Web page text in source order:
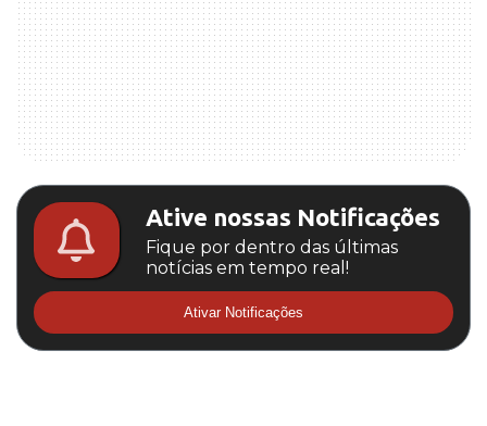
Ative nossas Notificações
Fique por dentro das últimas
notícias em tempo real!
Ativar Notificações